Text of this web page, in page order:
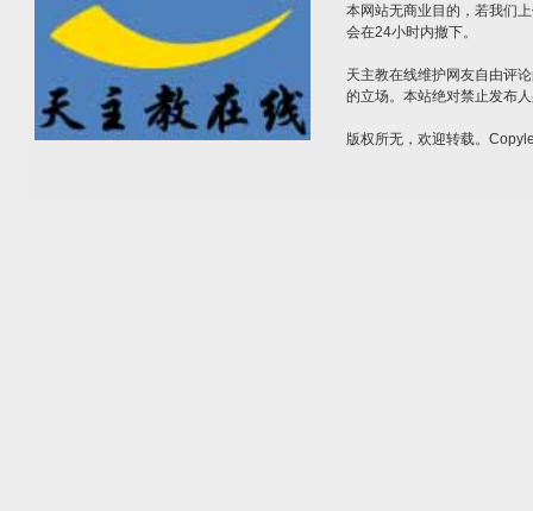
本网站无商业目的，若我们
会在24小时内撤下。
天主教在线维护网友自由评
的立场。本站绝对禁止发布
版权所无，欢迎转载。